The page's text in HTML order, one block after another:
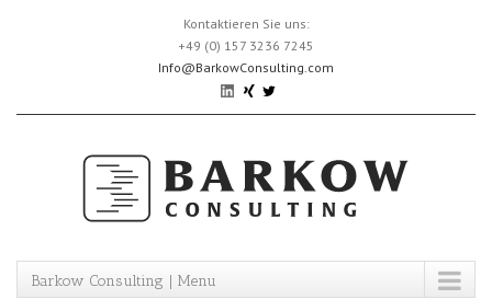
Kontaktieren Sie uns:
+49 (0) 157 3236 7245
Info@BarkowConsulting.com
Barkow Consulting | Menu